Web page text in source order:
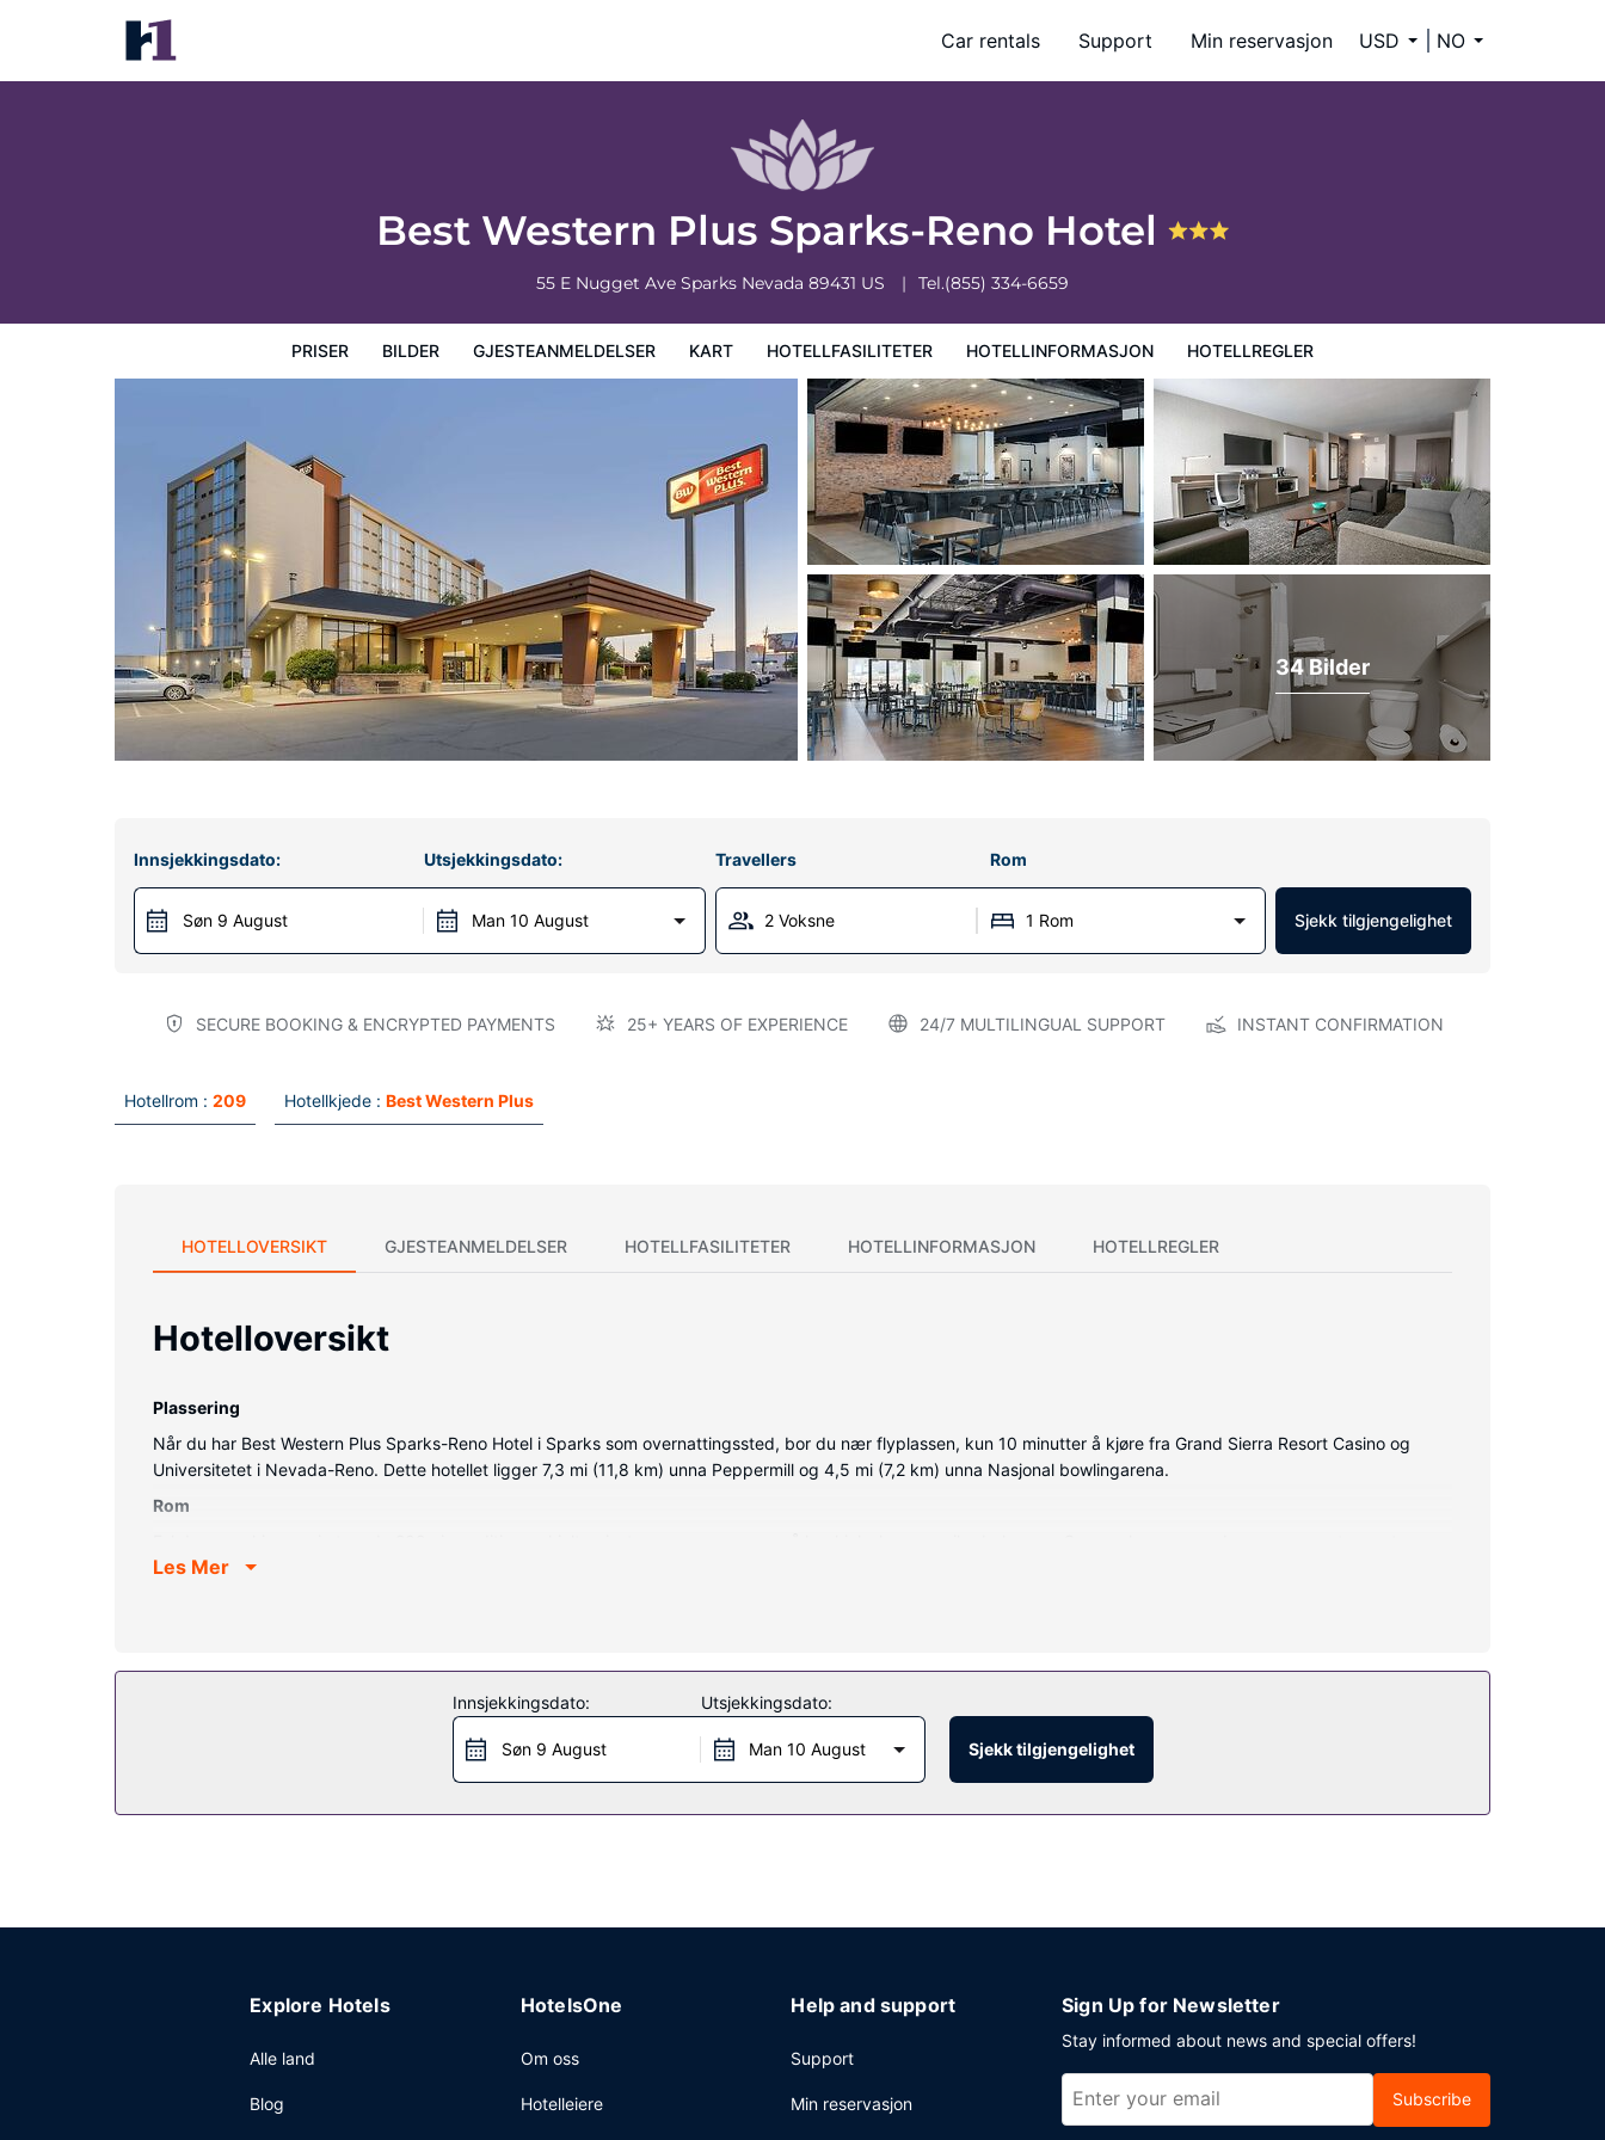
Car rentals Support Min reservasjon USD NO
Best Western Plus Sparks-Reno Hotel
55 E Nugget Ave Sparks Nevada 89431 US Tel.(855) 334-6659
PRISER BILDER GJESTEANMELDELSER KART HOTELLFASILITETER HOTELLINFORMASJON HOTELLREGLER
Best Western Plus Sparks-Reno Hotel
Priser
34 Bilder
Innsjekkingsdato:
Søn 9 August
Utsjekkingsdato:
Man 10 August
Travellers Rom
2 Voksne 1 Rom Sjekk tilgjengelighet
SECURE BOOKING & ENCRYPTED PAYMENTS 25+ YEARS OF EXPERIENCE 24/7 MULTILINGUAL SUPPORT INSTANT CONFIRMATION
Hotellrom : 209 Hotellkjede : Best Western Plus
HOTELLOVERSIKT GJESTEANMELDELSER HOTELLFASILITETER HOTELLINFORMASJON HOTELLREGLER
Hotelloversikt
Plassering
Når du har Best Western Plus Sparks-Reno Hotel i Sparks som overnattingssted, bor du nær flyplassen, kun 10 minutter å kjøre fra Grand Sierra Resort Casino og
Universitetet i Nevada-Reno. Dette hotellet ligger 7,3 mi (11,8 km) unna Peppermill og 4,5 mi (7,2 km) unna Nasjonal bowlingarena.
Rom
kvalitet. Underholdningen er sikret med en 60-tommers LCD-TV med kabel-TV, og wi-fi (inkludert) gjør at du kan holde deg oppdatert. Badene har badekar eller dusj,
(inkludert), concierge-tjenester og gavebutikk/kiosk.
Som gjest på Best Western Plus Sparks-Reno Hotel kan du innta et måltid i restauranten eller stikke innom dagligvarebutikken/storkiosken. Rund av dagen med noe å
drikke i baren/loungen. Frokostbuffé serveres fra kl. 06.00 til kl. 09.00 på hverdagene og fra kl. 07.00 til kl. 10.00 i helgene, mot et tillegg.
Les Mer
Innsjekkingsdato:
Søn 9 August
Utsjekkingsdato:
Man 10 August Sjekk tilgjengelighet
Explore Hotels
Alle land
Blog
HotelsOne
Om oss
Hotelleiere
Help and support
Support
Min reservasjon
Sign Up for Newsletter
Stay informed about news and special offers!
Subscribe